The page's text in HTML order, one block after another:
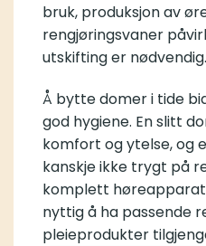
bruk, produksjon av
rengjøringsvaner
utskifting er nødvendig.
Å bytte domer i tide
god hygiene. En slitt
komfort og ytelse, og
kanskje ikke trygt på
komplett
nyttig å ha passende
pleieprodukter